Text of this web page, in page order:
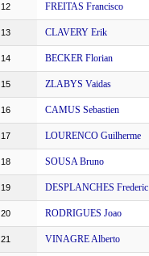
12 FREITAS Francisco
13 CLAVERY Erik
14 BECKER Florian
15 ZLABYS Vaidas
16 CAMUS Sebastien
17 LOURENCO Guilherme
18 SOUSA Bruno
19 DESPLANCHES Frederic
20 RODRIGUES Joao
21 VINAGRE Alberto